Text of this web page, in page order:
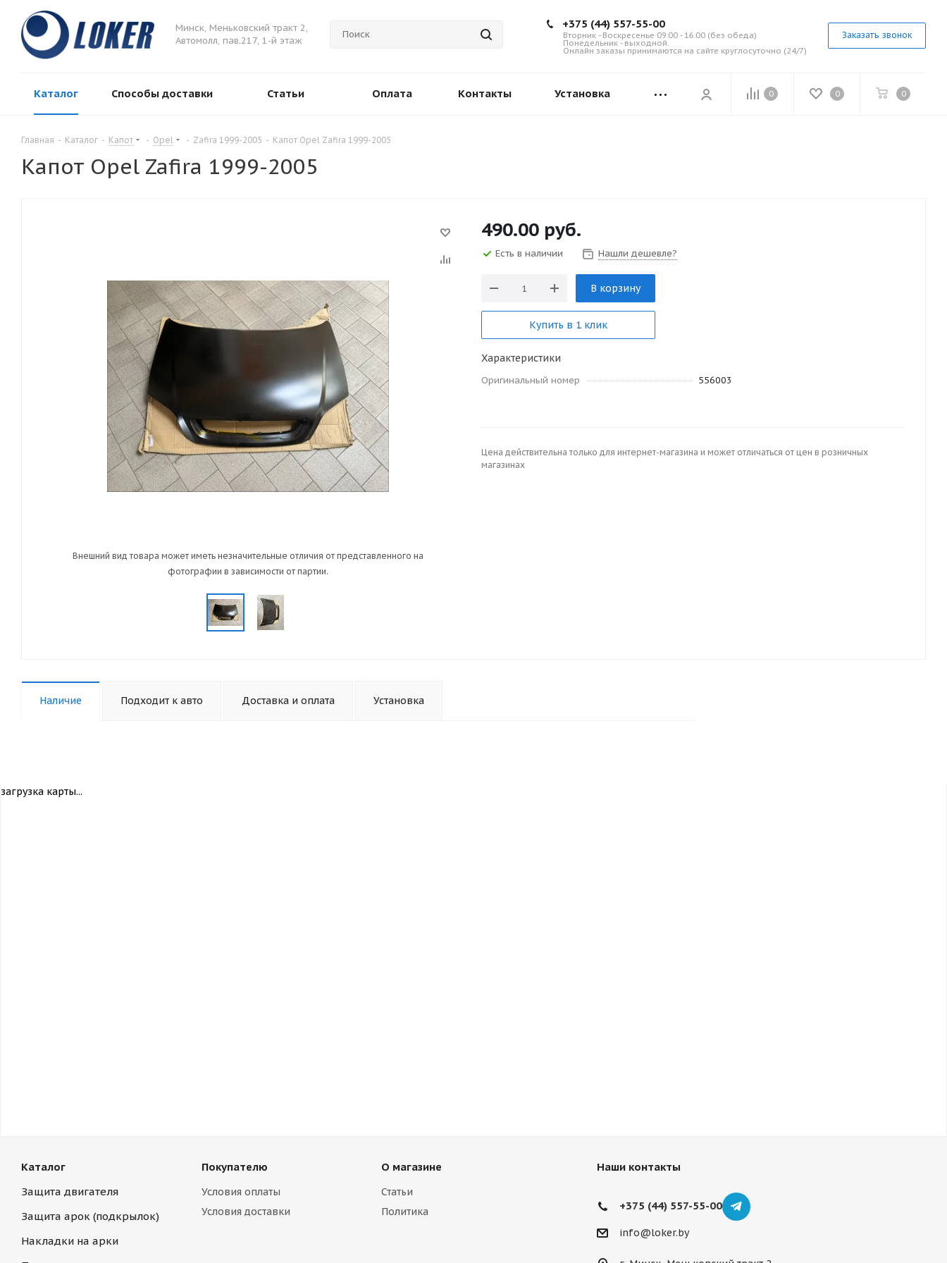
Минск, Меньковский тракт 2,
Автомолл, пав.217, 1-й этаж
+375 (44) 557-55-00
Вторник - Воскресенье 09:00 - 16:00 (без обеда)
Понедельник - выходной.
Онлайн заказы принимаются на сайте круглосуточно (24/7)
Заказать звонок
0 0 0
Каталог Способы доставки Статьи Оплата Контакты Установка
Главная - Каталог - Капот - Opel - Zafira 1999-2005 - Капот Opel Zafira 1999-2005
Капот Opel Zafira 1999-2005
Внешний вид товара может иметь незначительные отличия от представленного на
фотографии в зависимости от партии.
490.00 руб.
Есть в наличии Нашли дешевле?
В корзину
Купить в 1 клик
Характеристики
Оригинальный номер 556003
Цена действительна только для интернет-магазина и может отличаться от цен в розничных
магазинах
Наличие Подходит к авто Доставка и оплата Установка
загрузка карты...
Каталог
Защита двигателя
Защита арок (подкрылок)
Накладки на арки
Покупателю
Условия оплаты
Условия доставки
О магазине
Статьи
Политика
Наши контакты
+375 (44) 557-55-00
info@loker.by